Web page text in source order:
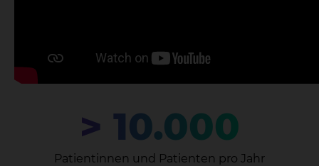
> 10.000
Patientinnen und Patienten pro Jahr